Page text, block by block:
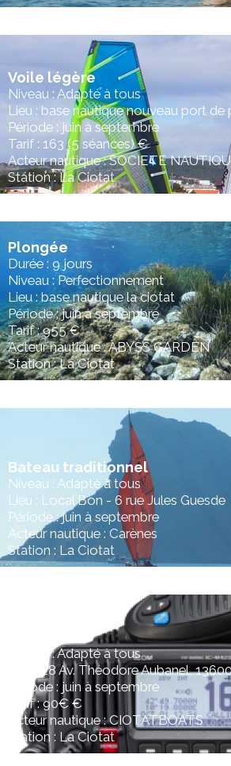
Voile légère
Niveau : Adapté à tous
Lieu : base nautique nouveau port de
Période : juin à septembre
Tarif : 163 (5 séances) €
Acteur nautique : SOCIETE
Station : La Ciotat
Plongée
Durée : 9 jours
Niveau : Perfectionnement
Lieu : base nautique la ciotat
Période : juin à septembre
Tarif : 955 €
Acteur nautique : ABYSS GARDEN
Station : La Ciotat
Bateau traditionnel
Niveau : Adapté à tous
Lieu : Local Bon - 6 rue Jules Guesde
Période : juin à septembre
Acteur nautique : Carènes
Station : La Ciotat
Durée : 2 jours
Niveau : Adapté à tous
Lieu : 28 Av. Théodore Aubanel,
Période : juin à septembre
Tarif : 90€ €
Acteur nautique : CIOTATBOATS
Station : La Ciotat